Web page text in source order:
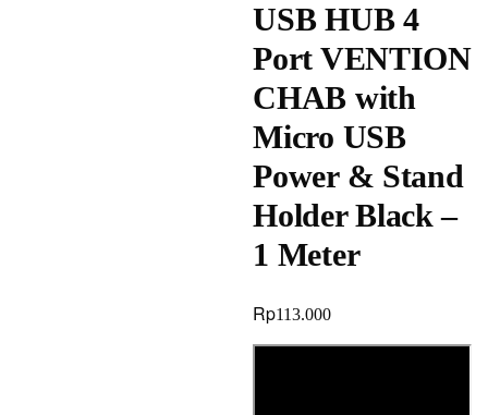
USB HUB 4
Port VENTION
CHAB with
Micro USB
Power & Stand
Holder Black –
1 Meter
Rp113.000